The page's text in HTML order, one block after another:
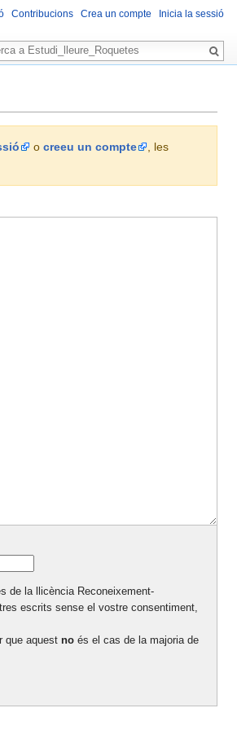
o creeu un compte
, les
de la llicència Reconeixement-
escrits sense el vostre consentiment,
que aquest no és el cas de la majoria de
Contribucions Crea un compte Inicia la sessió